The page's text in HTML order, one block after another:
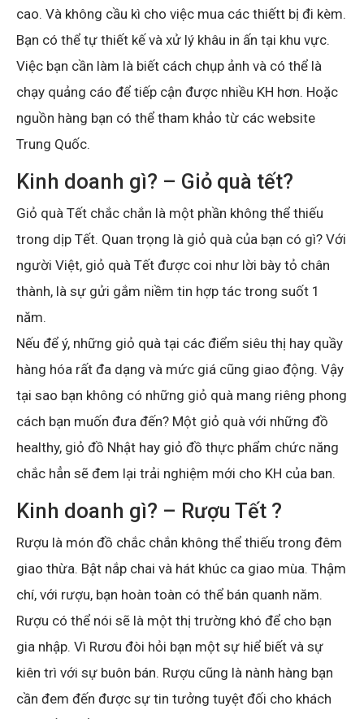
cao. Và không cầu kì cho việc mua các thiếtt bị đi kèm.
Bạn có thể tự thiết kế và xử lý khâu in ấn tại khu vực.
Việc bạn cần làm là biết cách chụp ảnh và có thể là
chạy quảng cáo để tiếp cận được nhiều KH hơn. Hoặc
nguồn hàng bạn có thể tham khảo từ các website
Trung Quốc.
Kinh doanh gì? – Giỏ quà tết?
Giỏ quà Tết chắc chắn là một phần không thể thiếu
trong dịp Tết. Quan trọng là giỏ quà của bạn có gì? Với
người Việt, giỏ quà Tết được coi như lời bày tỏ chân
thành, là sự gửi gắm niềm tin hợp tác trong suốt 1
năm.
Nếu để ý, những giỏ quà tại các điểm siêu thị hay quầy
hàng hóa rất đa dạng và mức giá cũng giao động. Vậy
tại sao bạn không có những giỏ quà mang riêng phong
cách bạn muốn đưa đến? Một giỏ quà với những đồ
healthy, giỏ đồ Nhật hay giỏ đồ thực phẩm chức năng
chắc hẳn sẽ đem lại trải nghiệm mới cho KH của ban.
Kinh doanh gì? – Rượu Tết ?
Rượu là món đồ chắc chắn không thể thiếu trong đêm
giao thừa. Bật nắp chai và hát khúc ca giao mùa. Thậm
chí, với rượu, bạn hoàn toàn có thể bán quanh năm.
Rượu có thể nói sẽ là một thị trường khó để cho bạn
gia nhập. Vì Rươu đòi hỏi bạn một sự hiể biết và sự
kiên trì với sự buôn bán. Rượu cũng là nành hàng bạn
cần đem đến được sự tin tưởng tuyệt đối cho khách